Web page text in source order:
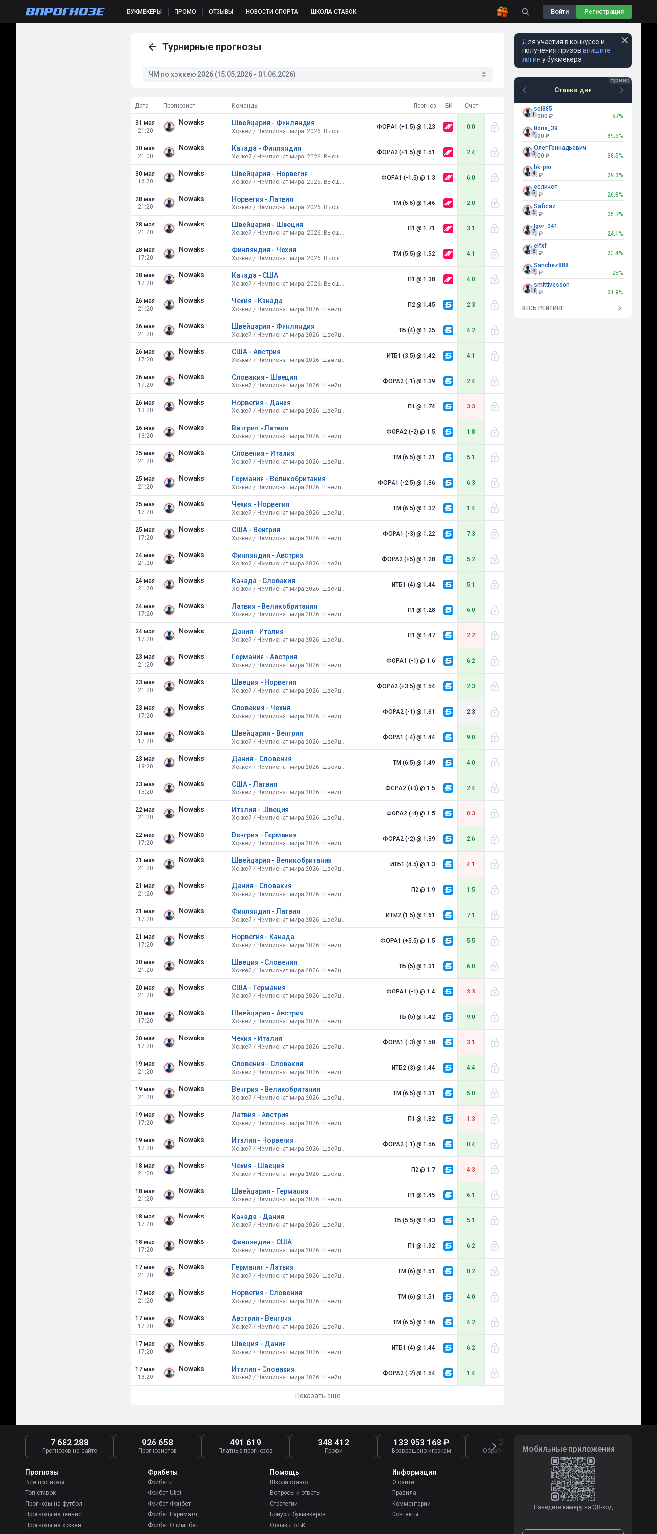
БУКМЕКЕРЫ ПРОМО ОТЗЫВЫ НОВОСТИ СПОРТА ШКОЛА СТАВОК Войти Регистрация
Турнирные прогнозы
ЧМ по хоккею 2026 (15.05.2026 - 01.06.2026)
Дата Прогнозист Команды Прогноз БК Счет
31 мая
21:20
Nowaks Швейцария - Финляндия
Хоккей / Чемпионат мира. 2026. Высший дивизион. Швейцария. Финал
ФОРА1 (+1.5) @ 1.23 0:0
30 мая
21:00
Nowaks Канада - Финляндия
Хоккей / Чемпионат мира. 2026. Высший дивизион. Швейцария. 1/2 финала
ФОРА2 (+1.5) @ 1.51 2:4
30 мая
16:20
Nowaks Швейцария - Норвегия
Хоккей / Чемпионат мира. 2026. Высший дивизион. Швейцария. 1/2 финала
ФОРА1 (-1.5) @ 1.3 6:0
28 мая
21:20
Nowaks Норвегия - Латвия
Хоккей / Чемпионат мира. 2026. Высший дивизион. Швейцария. 1/4 финала
ТМ (5.5) @ 1.46 2:0
28 мая
21:20
Nowaks Швейцария - Швеция
Хоккей / Чемпионат мира. 2026. Высший дивизион. Швейцария. 1/4 финала
П1 @ 1.71 3:1
28 мая
17:20
Nowaks Финляндия - Чехия
Хоккей / Чемпионат мира. 2026. Высший дивизион. Швейцария. 1/4 финала
ТМ (5.5) @ 1.52 4:1
28 мая
17:20
Nowaks Канада - США
Хоккей / Чемпионат мира. 2026. Высший дивизион. Швейцария. 1/4 финала
П1 @ 1.38 4:0
26 мая
21:20
Nowaks Чехия - Канада
Хоккей / Чемпионат мира 2026. Швейцария.
П2 @ 1.45 2:3
26 мая
21:20
Nowaks Швейцария - Финляндия
Хоккей / Чемпионат мира 2026. Швейцария.
ТБ (4) @ 1.25 4:2
26 мая
17:20
Nowaks США - Австрия
Хоккей / Чемпионат мира 2026. Швейцария.
ИТБ1 (3.5) @ 1.42 4:1
26 мая
17:20
Nowaks Словакия - Швеция
Хоккей / Чемпионат мира 2026. Швейцария.
ФОРА2 (-1) @ 1.39 2:4
26 мая
13:20
Nowaks Норвегия - Дания
Хоккей / Чемпионат мира 2026. Швейцария.
П1 @ 1.74 3:3
26 мая
13:20
Nowaks Венгрия - Латвия
Хоккей / Чемпионат мира 2026. Швейцария.
ФОРА2 (-2) @ 1.5 1:8
25 мая
21:20
Nowaks Словения - Италия
Хоккей / Чемпионат мира 2026. Швейцария.
ТМ (6.5) @ 1.21 5:1
25 мая
21:20
Nowaks Германия - Великобритания
Хоккей / Чемпионат мира 2026. Швейцария.
ФОРА1 (-2.5) @ 1.36 6:3
25 мая
17:20
Nowaks Чехия - Норвегия
Хоккей / Чемпионат мира 2026. Швейцария.
ТМ (6.5) @ 1.32 1:4
25 мая
17:20
Nowaks США - Венгрия
Хоккей / Чемпионат мира 2026. Швейцария.
ФОРА1 (-3) @ 1.22 7:3
24 мая
21:20
Nowaks Финляндия - Австрия
Хоккей / Чемпионат мира 2026. Швейцария.
ФОРА2 (+5) @ 1.28 5:2
24 мая
21:20
Nowaks Канада - Словакия
Хоккей / Чемпионат мира 2026. Швейцария.
ИТБ1 (4) @ 1.44 5:1
24 мая
17:20
Nowaks Латвия - Великобритания
Хоккей / Чемпионат мира 2026. Швейцария.
П1 @ 1.28 6:0
24 мая
17:20
Nowaks Дания - Италия
Хоккей / Чемпионат мира 2026. Швейцария.
П1 @ 1.47 2:2
23 мая
21:20
Nowaks Германия - Австрия
Хоккей / Чемпионат мира 2026. Швейцария.
ФОРА1 (-1) @ 1.6 6:2
23 мая
21:20
Nowaks Швеция - Норвегия
Хоккей / Чемпионат мира 2026. Швейцария.
ФОРА2 (+3.5) @ 1.54 2:3
23 мая
17:20
Nowaks Словакия - Чехия
Хоккей / Чемпионат мира 2026. Швейцария.
ФОРА2 (-1) @ 1.61 2:3
23 мая
17:20
Nowaks Швейцария - Венгрия
Хоккей / Чемпионат мира 2026. Швейцария.
ФОРА1 (-4) @ 1.44 9:0
23 мая
13:20
Nowaks Дания - Словения
Хоккей / Чемпионат мира 2026. Швейцария.
ТМ (6.5) @ 1.49 4:0
23 мая
13:20
Nowaks США - Латвия
Хоккей / Чемпионат мира 2026. Швейцария.
ФОРА2 (+3) @ 1.5 2:4
22 мая
21:20
Nowaks Италия - Швеция
Хоккей / Чемпионат мира 2026. Швейцария.
ФОРА2 (-4) @ 1.5 0:3
22 мая
17:20
Nowaks Венгрия - Германия
Хоккей / Чемпионат мира 2026. Швейцария.
ФОРА2 (-2) @ 1.39 2:6
21 мая
21:20
Nowaks Швейцария - Великобритания
Хоккей / Чемпионат мира 2026. Швейцария.
ИТБ1 (4.5) @ 1.3 4:1
21 мая
21:20
Nowaks Дания - Словакия
Хоккей / Чемпионат мира 2026. Швейцария.
П2 @ 1.9 1:5
21 мая
17:20
Nowaks Финляндия - Латвия
Хоккей / Чемпионат мира 2026. Швейцария.
ИТМ2 (1.5) @ 1.61 7:1
21 мая
17:20
Nowaks Норвегия - Канада
Хоккей / Чемпионат мира 2026. Швейцария.
ФОРА1 (+5.5) @ 1.5 5:5
20 мая
21:20
Nowaks Швеция - Словения
Хоккей / Чемпионат мира 2026. Швейцария.
ТБ (5) @ 1.31 6:0
20 мая
21:20
Nowaks США - Германия
Хоккей / Чемпионат мира 2026. Швейцария.
ФОРА1 (-1) @ 1.4 3:3
20 мая
17:20
Nowaks Швейцария - Австрия
Хоккей / Чемпионат мира 2026. Швейцария.
ТБ (5) @ 1.42 9:0
20 мая
17:20
Nowaks Чехия - Италия
Хоккей / Чемпионат мира 2026. Швейцария.
ФОРА1 (-3) @ 1.58 3:1
19 мая
21:20
Nowaks Словения - Словакия
Хоккей / Чемпионат мира 2026. Швейцария.
ИТБ2 (3) @ 1.44 4:4
19 мая
21:20
Nowaks Венгрия - Великобритания
Хоккей / Чемпионат мира 2026. Швейцария.
ТМ (6.5) @ 1.31 5:0
19 мая
17:20
Nowaks Латвия - Австрия
Хоккей / Чемпионат мира 2026. Швейцария.
П1 @ 1.82 1:3
19 мая
17:20
Nowaks Италия - Норвегия
Хоккей / Чемпионат мира 2026. Швейцария.
ФОРА2 (-1) @ 1.56 0:4
18 мая
21:20
Nowaks Чехия - Швеция
Хоккей / Чемпионат мира 2026. Швейцария.
П2 @ 1.7 4:3
18 мая
21:20
Nowaks Швейцария - Германия
Хоккей / Чемпионат мира 2026. Швейцария.
П1 @ 1.45 6:1
18 мая
17:20
Nowaks Канада - Дания
Хоккей / Чемпионат мира 2026. Швейцария.
ТБ (5.5) @ 1.43 5:1
18 мая
17:20
Nowaks Финляндия - США
Хоккей / Чемпионат мира 2026. Швейцария.
П1 @ 1.92 6:2
17 мая
21:20
Nowaks Германия - Латвия
Хоккей / Чемпионат мира 2026. Швейцария.
ТМ (6) @ 1.51 0:2
17 мая
21:20
Nowaks Норвегия - Словения
Хоккей / Чемпионат мира 2026. Швейцария.
ТМ (6) @ 1.51 4:0
17 мая
17:20
Nowaks Австрия - Венгрия
Хоккей / Чемпионат мира 2026. Швейцария.
ТМ (6.5) @ 1.46 4:2
17 мая
17:20
Nowaks Швеция - Дания
Хоккей / Чемпионат мира 2026. Швейцария.
ИТБ1 (4) @ 1.44 6:2
17 мая
13:20
Nowaks Италия - Словакия
Хоккей / Чемпионат мира 2026. Швейцария.
ФОРА2 (-2) @ 1.54 1:4
Показать еще
Для участия в конкурсе и
получения призов впишите
логин у букмекера
Ставка дня
1
sol885
1000 ₽
57%
2
Boris_39
800 ₽
39.5%
3
Олег Геннадьевич
700 ₽
38.5%
4
bk-pro
0 ₽
29.3%
5
есличет
0 ₽
26.8%
6
Safcraz
0 ₽
25.7%
7
Igor_341
0 ₽
24.1%
8
elfxf
0 ₽
23.4%
9
Sanchez888
0 ₽
23%
10
smittivesson
0 ₽
21.8%
ВЕСЬ РЕЙТИНГ
Мобильные приложения
Наведите камеру на QR-код
7 682 288
Прогнозов на сайте
926 658
Прогнозистов
491 619
Платных прогнозов
348 412
Профи
133 953 168 ₽
Возвращено игрокам
2 722
Обработано жалоб Отзывы о букмекерах
Прогнозы
Все прогнозы
Топ ставок
Прогнозы на футбол
Прогнозы на теннис
Прогнозы на хоккей
Фрибеты
Фрибеты
Фрибет Ubet
Фрибет Фонбет
Фрибет Париматч
Фрибет Олимпбет
Помощь
Школа ставок
Вопросы и ответы
Стратегии
Бонусы букмекеров
Отзывы о БК
Информация
О сайте
Правила
Комментарии
Контакты